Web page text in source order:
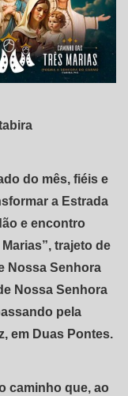
do mês, fiéis e
a Estrada
e encontro
trajeto de
Nossa Senhora
Nossa Senhora
pela
em Duas Pontes.
caminho que, ao